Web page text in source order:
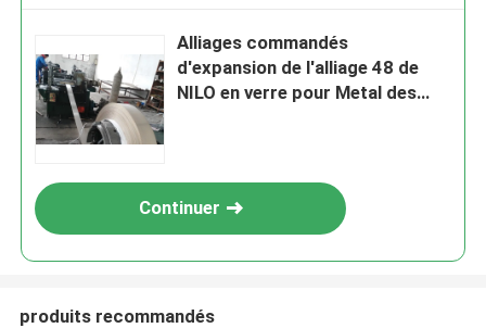
Alliages commandés
d'expansion de l'alliage 48 de
NILO en verre pour Metal des
Continuer
produits recommandés